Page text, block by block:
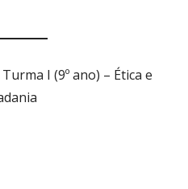
I (9º ano) – Ética e